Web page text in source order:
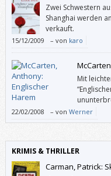
Zwei Schwestern
Shanghai werden
verkauft.
15/12/2009 – von karo
Mit
22/02/2008 – von Werner
KRIMIS & THRILLER
Carman, Patrick: